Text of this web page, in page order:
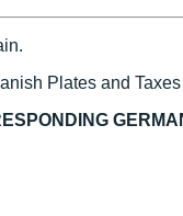
Plates and